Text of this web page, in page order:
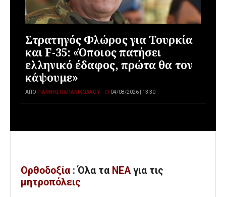
Στρατηγός Φλώρος για Τουρκία
και F-35: «Όποιος πατήσει
ελληνικό έδαφος, πρώτα θα τον
κάψουμε»
ΑΠΌ ΓΙΆΝΝΗΣ ΠΑΠΑΝΙΚΟΛΆΟΥ 04/08/2026 | 13:30
Ορθοδοξία : Όλα τα ΝΕΑ για τις
μητροπόλεις